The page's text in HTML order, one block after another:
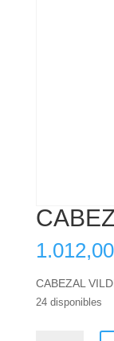
1.012,00
CABEZAL
24 disponibles